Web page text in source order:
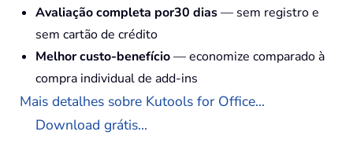
Avaliação completa por30 dias— sem registro e
sem cartão de crédito
Melhor custo-benefício— economize comparado à
compra individual de add-ins
Mais detalhes sobre Kutools for Office...
Download grátis...